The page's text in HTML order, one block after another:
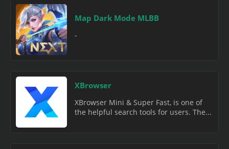
Map Dark Mode MLBB
-
XBrowser
XBrowser Mini & Super Fast, is one of
the helpful search tools for users. The...